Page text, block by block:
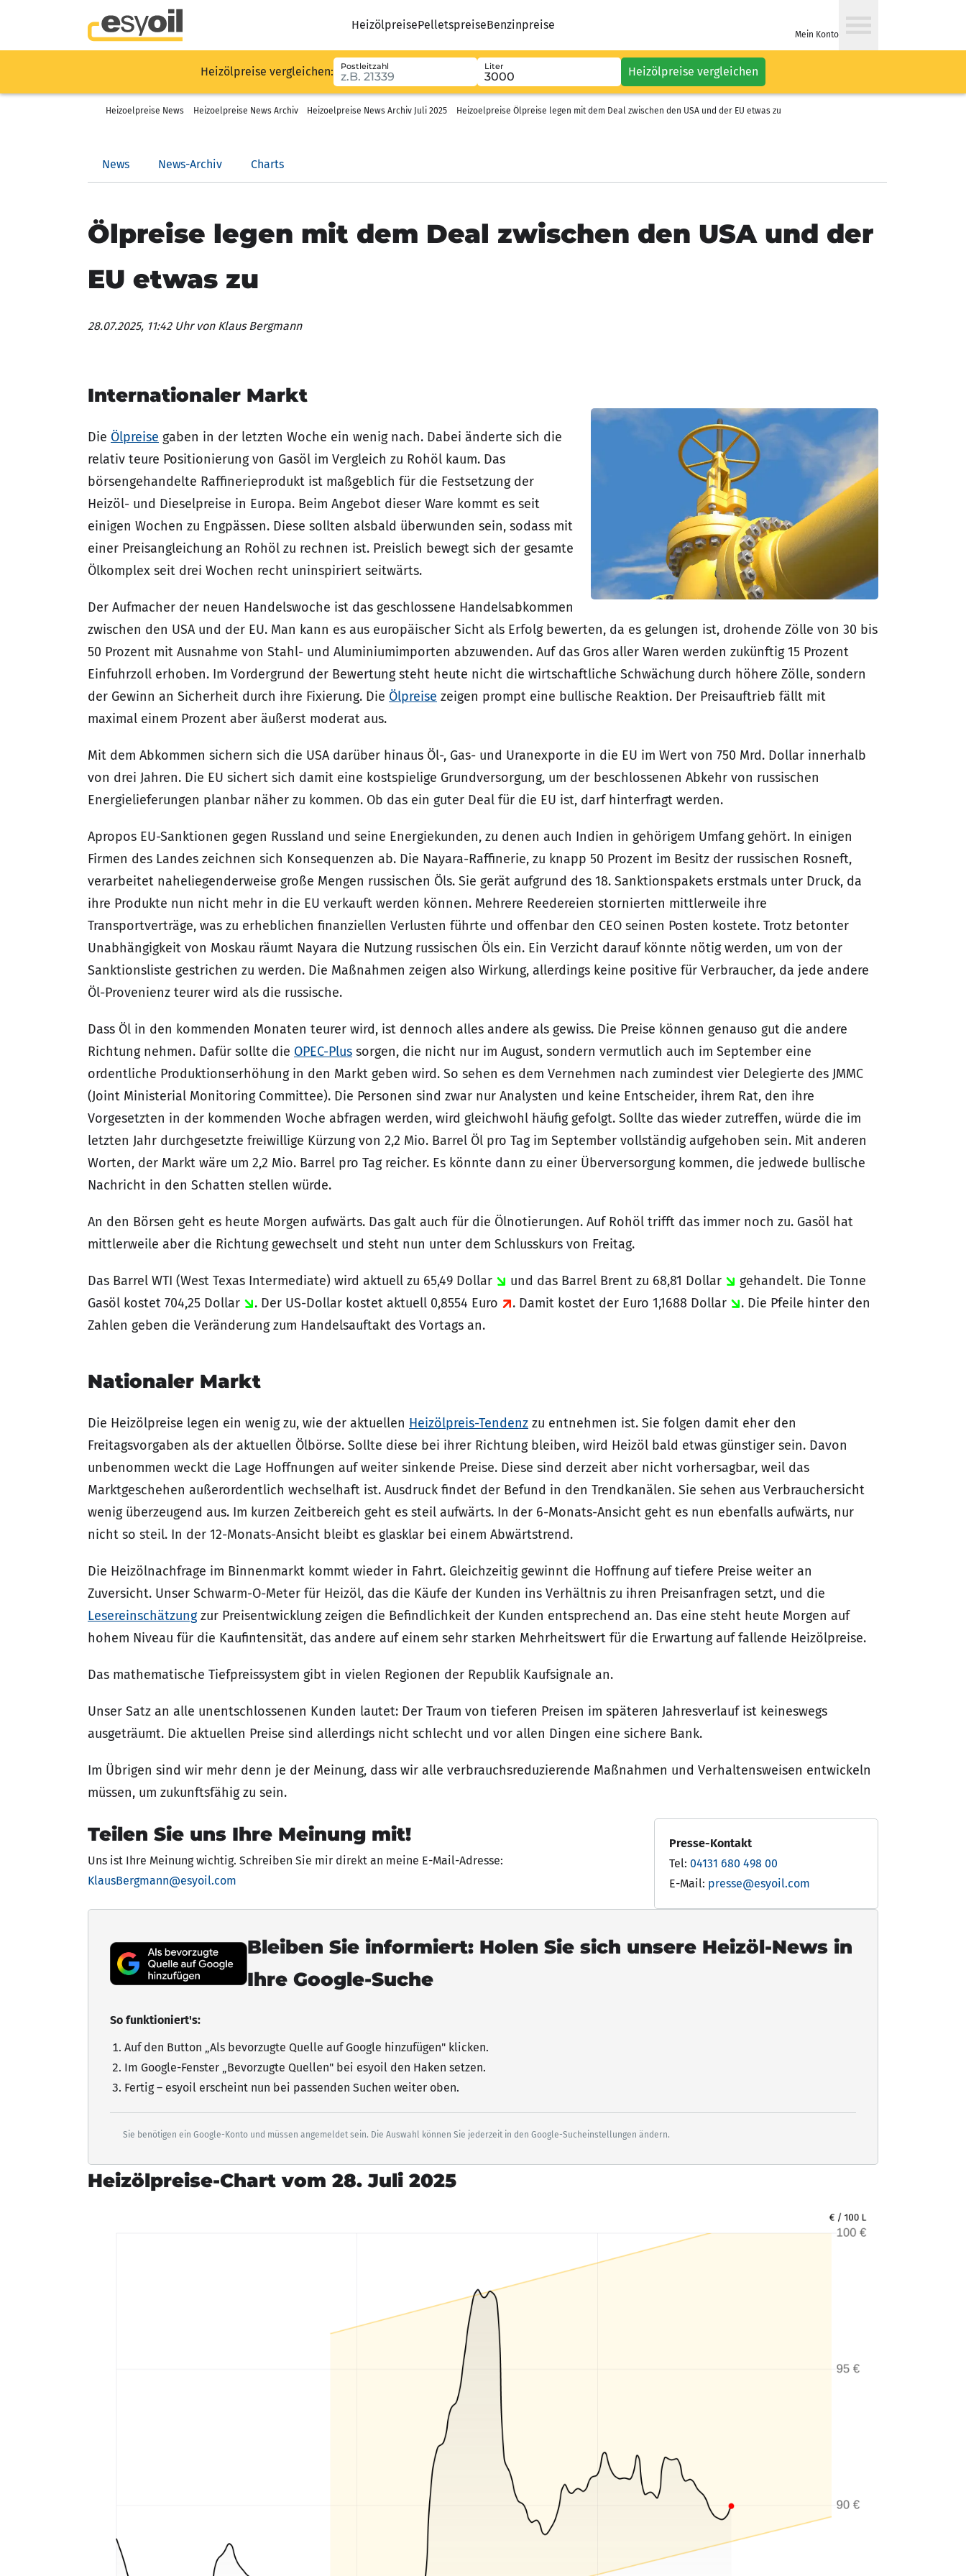
HeizölpreisePelletspreiseBenzinpreise
Mein Konto
Heizölpreise vergleichen: Postleitzahl Liter Heizölpreise vergleichen
Heizoelpreise News Heizoelpreise News Archiv Heizoelpreise News Archiv Juli 2025 Heizoelpreise Ölpreise legen mit dem Deal zwischen den USA und der EU etwas zu
News News-Archiv Charts
Ölpreise legen mit dem Deal zwischen den USA und der
EU etwas zu
28.07.2025, 11:42 Uhrvon Klaus Bergmann
Internationaler Markt
Die Ölpreise gaben in der letzten Woche ein wenig nach. Dabei änderte sich die
relativ teure Positionierung von Gasöl im Vergleich zu Rohöl kaum. Das
börsengehandelte Raffinerieprodukt ist maßgeblich für die Festsetzung der
Heizöl- und Dieselpreise in Europa. Beim Angebot dieser Ware kommt es seit
einigen Wochen zu Engpässen. Diese sollten alsbald überwunden sein, sodass mit
einer Preisangleichung an Rohöl zu rechnen ist. Preislich bewegt sich der gesamte
Ölkomplex seit drei Wochen recht uninspiriert seitwärts.
Der Aufmacher der neuen Handelswoche ist das geschlossene Handelsabkommen
zwischen den USA und der EU. Man kann es aus europäischer Sicht als Erfolg bewerten, da es gelungen ist, drohende Zölle von 30 bis
50 Prozent mit Ausnahme von Stahl- und Aluminiumimporten abzuwenden. Auf das Gros aller Waren werden zukünftig 15 Prozent
Einfuhrzoll erhoben. Im Vordergrund der Bewertung steht heute nicht die wirtschaftliche Schwächung durch höhere Zölle, sondern
der Gewinn an Sicherheit durch ihre Fixierung. Die Ölpreise zeigen prompt eine bullische Reaktion. Der Preisauftrieb fällt mit
maximal einem Prozent aber äußerst moderat aus.
Mit dem Abkommen sichern sich die USA darüber hinaus Öl-, Gas- und Uranexporte in die EU im Wert von 750 Mrd. Dollar innerhalb
von drei Jahren. Die EU sichert sich damit eine kostspielige Grundversorgung, um der beschlossenen Abkehr von russischen
Energielieferungen planbar näher zu kommen. Ob das ein guter Deal für die EU ist, darf hinterfragt werden.
Apropos EU-Sanktionen gegen Russland und seine Energiekunden, zu denen auch Indien in gehörigem Umfang gehört. In einigen
Firmen des Landes zeichnen sich Konsequenzen ab. Die Nayara-Raffinerie, zu knapp 50 Prozent im Besitz der russischen Rosneft,
verarbeitet naheliegenderweise große Mengen russischen Öls. Sie gerät aufgrund des 18. Sanktionspakets erstmals unter Druck, da
ihre Produkte nun nicht mehr in die EU verkauft werden können. Mehrere Reedereien stornierten mittlerweile ihre
Transportverträge, was zu erheblichen finanziellen Verlusten führte und offenbar den CEO seinen Posten kostete. Trotz betonter
Unabhängigkeit von Moskau räumt Nayara die Nutzung russischen Öls ein. Ein Verzicht darauf könnte nötig werden, um von der
Sanktionsliste gestrichen zu werden. Die Maßnahmen zeigen also Wirkung, allerdings keine positive für Verbraucher, da jede andere
Öl-Provenienz teurer wird als die russische.
Dass Öl in den kommenden Monaten teurer wird, ist dennoch alles andere als gewiss. Die Preise können genauso gut die andere
Richtung nehmen. Dafür sollte die OPEC-Plus sorgen, die nicht nur im August, sondern vermutlich auch im September eine
ordentliche Produktionserhöhung in den Markt geben wird. So sehen es dem Vernehmen nach zumindest vier Delegierte des JMMC
(Joint Ministerial Monitoring Committee). Die Personen sind zwar nur Analysten und keine Entscheider, ihrem Rat, den ihre
Vorgesetzten in der kommenden Woche abfragen werden, wird gleichwohl häufig gefolgt. Sollte das wieder zutreffen, würde die im
letzten Jahr durchgesetzte freiwillige Kürzung von 2,2 Mio. Barrel Öl pro Tag im September vollständig aufgehoben sein. Mit anderen
Worten, der Markt wäre um 2,2 Mio. Barrel pro Tag reicher. Es könnte dann zu einer Überversorgung kommen, die jedwede bullische
Nachricht in den Schatten stellen würde.
An den Börsen geht es heute Morgen aufwärts. Das galt auch für die Ölnotierungen. Auf Rohöl trifft das immer noch zu. Gasöl hat
mittlerweile aber die Richtung gewechselt und steht nun unter dem Schlusskurs von Freitag.
Das Barrel WTI (West Texas Intermediate) wird aktuell zu 65,49 Dollar und das Barrel Brent zu 68,81 Dollar
gehandelt. Die Tonne
Gasöl kostet 704,25 Dollar
. Der US-Dollar kostet aktuell 0,8554 Euro . Damit kostet der Euro 1,1688 Dollar
. Die Pfeile hinter den
Zahlen geben die Veränderung zum Handelsauftakt des Vortags an.
Nationaler Markt
Die Heizölpreise legen ein wenig zu, wie der aktuellen Heizölpreis-Tendenz zu entnehmen ist. Sie folgen damit eher den
Freitagsvorgaben als der aktuellen Ölbörse. Sollte diese bei ihrer Richtung bleiben, wird Heizöl bald etwas günstiger sein. Davon
unbenommen weckt die Lage Hoffnungen auf weiter sinkende Preise. Diese sind derzeit aber nicht vorhersagbar, weil das
Marktgeschehen außerordentlich wechselhaft ist. Ausdruck findet der Befund in den Trendkanälen. Sie sehen aus Verbrauchersicht
wenig überzeugend aus. Im kurzen Zeitbereich geht es steil aufwärts. In der 6-Monats-Ansicht geht es nun ebenfalls aufwärts, nur
nicht so steil. In der 12-Monats-Ansicht bleibt es glasklar bei einem Abwärtstrend.
Die Heizölnachfrage im Binnenmarkt kommt wieder in Fahrt. Gleichzeitig gewinnt die Hoffnung auf tiefere Preise weiter an
Zuversicht. Unser Schwarm-O-Meter für Heizöl, das die Käufe der Kunden ins Verhältnis zu ihren Preisanfragen setzt, und die
Lesereinschätzungzur Preisentwicklung zeigen die Befindlichkeit der Kunden entsprechend an. Das eine steht heute Morgen auf
hohem Niveau für die Kaufintensität, das andere auf einem sehr starken Mehrheitswert für die Erwartung auf fallende Heizölpreise.
Das mathematische Tiefpreissystem gibt in vielen Regionen der Republik Kaufsignale an.
Unser Satz an alle unentschlossenen Kunden lautet: Der Traum von tieferen Preisen im späteren Jahresverlauf ist keineswegs
ausgeträumt. Die aktuellen Preise sind allerdings nicht schlecht und vor allen Dingen eine sichere Bank.
Im Übrigen sind wir mehr denn je der Meinung, dass wir alle verbrauchsreduzierende Maßnahmen und Verhaltensweisen entwickeln
müssen, um zukunftsfähig zu sein.
Teilen Sie uns Ihre Meinung mit!
Uns ist Ihre Meinung wichtig. Schreiben Sie mir direkt an meine E-Mail-Adresse:
KlausBergmann@esyoil.com
Presse-Kontakt
Tel: 04131 680 498 00
E-Mail: presse@esyoil.com
Bleiben Sie informiert: Holen Sie sich unsere Heizöl-News in
Ihre Google-Suche
So funktioniert's:
Auf den Button „Als bevorzugte Quelle auf Google hinzufügen" klicken.
Im Google-Fenster „Bevorzugte Quellen" bei esyoil den Haken setzen.
Fertig – esyoil erscheint nun bei passenden Suchen weiter oben.
Sie benötigen ein Google-Konto und müssen angemeldet sein. Die Auswahl können Sie jederzeit in den Google-Sucheinstellungen ändern.
Heizölpreise-Chart vom 28. Juli 2025